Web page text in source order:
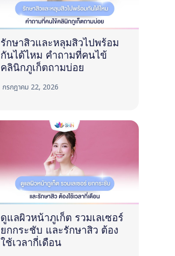
รักษาสิวและหลุมสิวไปพร้อม
กันได้ไหม คำถามที่คนไข้
คลินิกภูเก็ตถามบ่อย
กรกฎาคม 22, 2026
ดูแลผิวหน้าภูเก็ต รวมเลเซอร์
ยกกระชับ และรักษาสิว ต้อง
ใช้เวลากี่เดือน